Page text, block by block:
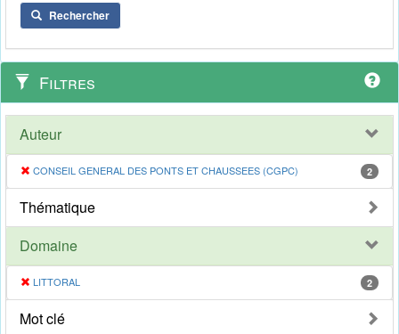
Rechercher
Filtres
Auteur
CONSEIL GENERAL DES PONTS ET CHAUSSEES (CGPC) 2
Thématique
Domaine
LITTORAL 2
Mot clé